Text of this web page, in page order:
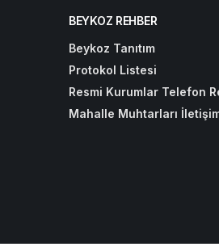
BEYKOZ REHBER
Beykoz Tanıtım
Protokol Listesi
Resmi Kurumlar Telefon
Mahalle Muhtarları